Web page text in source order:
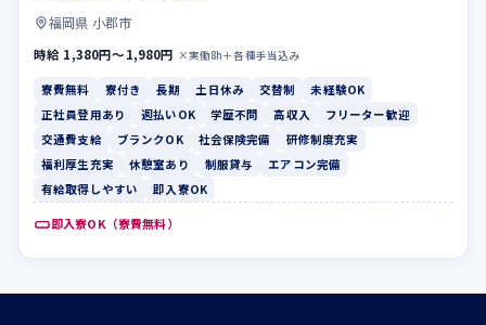
福岡県 小郡市
時給 1,380円〜1,980円 ×実働8h＋各種手当込み
寮費無料 寮付き 長期 土日休み 交替制
未経験OK
正社員登用あり
週払いOK 学歴不問 高収入
フリーター歓迎
交通費支給
ブランクOK 社会保険完備
研修制度充実
福利厚生充実
休憩室あり 制服貸与
エアコン完備
有給取得しやすい
即入寮OK
即入寮OK（寮費無料）